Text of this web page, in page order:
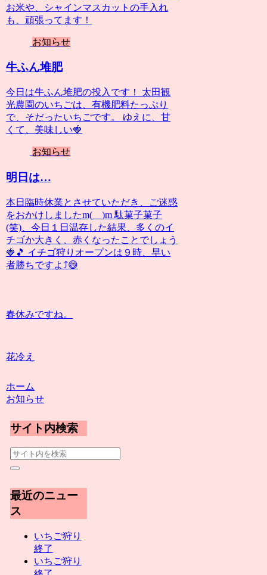
お米や、シャインマスカットの手入れ
も、頑張ってます！
お知らせ
牛ふん堆肥
今日は牛ふん堆肥の投入です！ 太田観
光農園のいちごは、有機肥料たっぷり
で、そだったいちごです。 ゆえに、甘
くて、美味しい🍓
お知らせ
明日は…
本日臨時休業とさせていただき、ご迷惑
をおかけしましたm(__)m 駄菓子菓子
(笑)、今日１日温存した結果、多くのイ
チゴか大きく、赤くなったことでしょう
🍓🎵 イチゴ狩りオープンは９時、早い
者勝ちですよ⤴️😅
春休みですね。
花冷え
ホーム
お知らせ
サイト内検索
最近のニュー
ス
いちご狩り
終了
いちご狩り